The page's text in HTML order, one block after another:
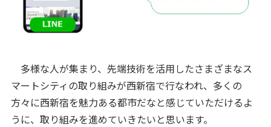
多様な人が集まり、先端技術を活用したさまざまなス
マートシティの取り組みが西新宿で行なわれ、多くの
方々に西新宿を魅力ある都市だなと感じていただけるよ
うに、取り組みを進めていきたいと思います。